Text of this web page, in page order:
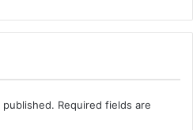
Required fields are